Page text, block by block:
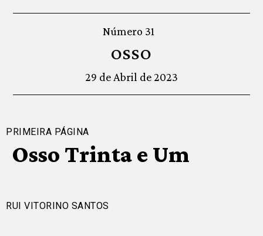
Número 31
OSSO
29 de Abril de 2023
PRIMEIRA PÁGINA
Osso Trinta e Um
RUI VITORINO SANTOS